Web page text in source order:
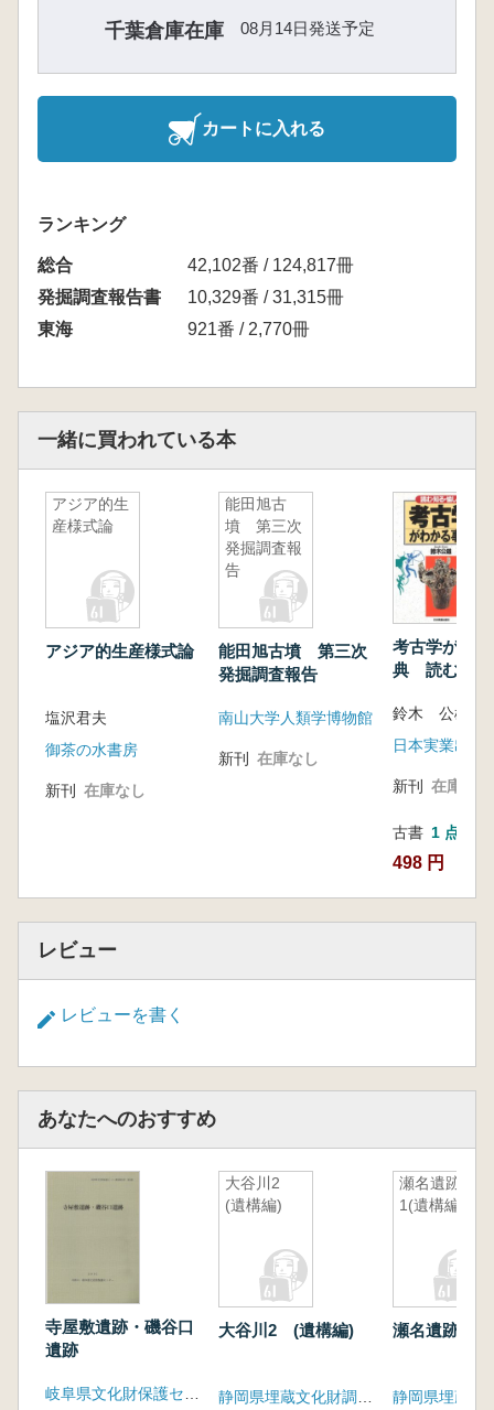
千葉倉庫在庫
08月14日発送予定
カートに入れる
ランキング
総合
42,102番 / 124,817冊
発掘調査報告書
10,329番 / 31,315冊
東海
921番 / 2,770冊
一緒に買われている本
アジア的生
産様式論
アジア的生産様式論
塩沢君夫
御茶の水書房
新刊 在庫なし
能田旭古
墳 第三次
発掘調査報
告
能田旭古墳 第三次
発掘調査報告
南山大学人類学博物館
新刊 在庫なし
考古学がわ
典 読む・知
鈴木 公雄 著
日本実業出版
新刊 在庫なし
古書 1 点
498 円
レビュー
レビューを書く
あなたへのおすすめ
寺屋敷遺跡・磯谷口
遺跡
大谷川2
(遺構編)
大谷川2 (遺構編)
瀬名遺跡
1(遺構編1)
瀬名遺跡1(遺